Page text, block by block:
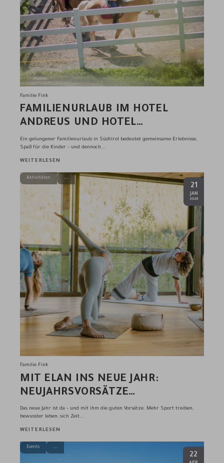
FAMILIENURLAUB IM HOTEL
ANDREUS UND HOTEL
SONNENALM
Ein gelungener Familienurlaub in Südtirol bedeutet gemeinsame Erlebnisse,
Spaß für die Kinder – und dennoch...
Familie Fink
WEITERLESEN
21
JAN
2026
Aktivitäten
MIT ELAN INS NEUE JAHR:
NEUJAHRSVORSÄTZE
VERWIRKLICHEN IN DEN ANDREUS
RESORTS
Das neue Jahr ist da – und mit ihm die guten Vorsätze. Mehr Sport treiben,
bewusster leben, sich Zeit...
Familie Fink
WEITERLESEN
22
Events